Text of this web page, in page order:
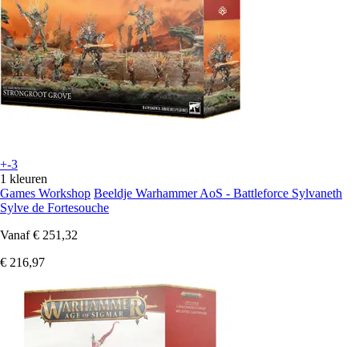
+-3
1 kleuren
Games Workshop Beeldje Warhammer AoS - Battleforce Sylvaneth
Sylve de Fortesouche
Vanaf € 251,32
€ 216,97